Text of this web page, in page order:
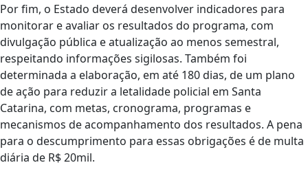
Por fim, o Estado deverá desenvolver indicadores para
monitorar e avaliar os resultados do programa, com
divulgação pública e atualização ao menos semestral,
respeitando informações sigilosas. Também foi
determinada a elaboração, em até 180 dias, de um plano
de ação para reduzir a letalidade policial em Santa
Catarina, com metas, cronograma, programas e
mecanismos de acompanhamento dos resultados. A pena
para o descumprimento para essas obrigações é de multa
diária de R$ 20mil.